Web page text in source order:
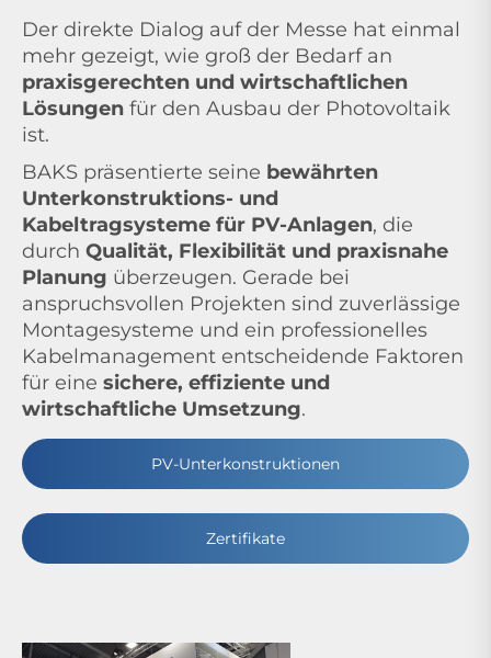
Der direkte Dialog auf der Messe hat einmal
mehr gezeigt, wie groß der Bedarf an
praxisgerechten und wirtschaftlichen
Lösungen für den Ausbau der Photovoltaik
ist.
BAKS präsentierte seine bewährten
Unterkonstruktions- und
Kabeltragsysteme für PV-Anlagen, die
durch Qualität, Flexibilität und praxisnahe
Planung überzeugen. Gerade bei
anspruchsvollen Projekten sind zuverlässige
Montagesysteme und ein professionelles
Kabelmanagement entscheidende Faktoren
für eine sichere, effiziente und
wirtschaftliche Umsetzung.
PV-Unterkonstruktionen
Zertifikate